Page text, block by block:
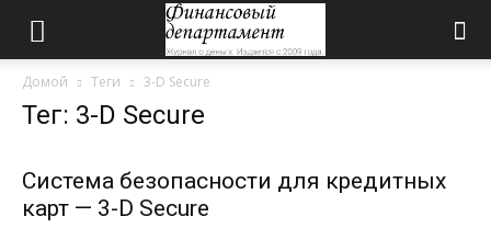
Домой Теги 3-D Secure
Тег: 3-D Secure
Система безопасности для кредитных
карт — 3-D Secure